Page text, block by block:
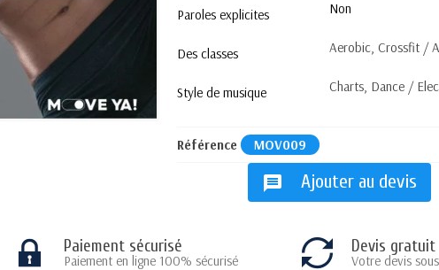
Paroles explicites Non
Des classes Aerobic, Crossfit /
Style de musique Charts, Dance /
Référence MOV009
message Ajouter au devis
Paiement sécurisé
Paiement en ligne 100% sécurisé
Devis gratuit
Votre devis